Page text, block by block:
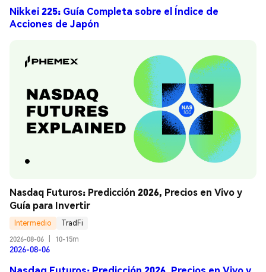
Nikkei 225: Guía Completa sobre el Índice de
Acciones de Japón
Nasdaq Futuros: Predicción 2026, Precios en Vivo y
Guía para Invertir
Intermedio
TradFi
2026-08-06
10-15m
2026-08-06